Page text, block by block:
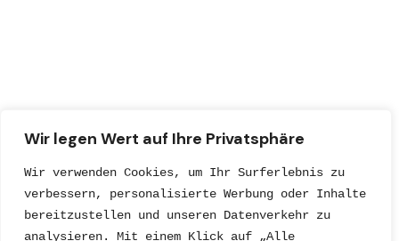
Wir legen Wert auf Ihre Privatsphäre
Wir verwenden Cookies, um Ihr Surferlebnis zu
verbessern, personalisierte Werbung oder Inhalte
bereitzustellen und unseren Datenverkehr zu
analysieren. Mit einem Klick auf „Alle